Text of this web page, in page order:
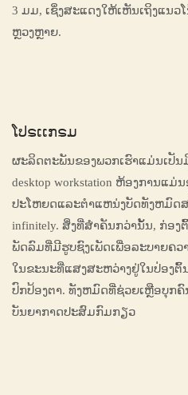
3 ມມ, ເຊິ່ງສະແດງໃຫ້ເຫັນເຖິງແນ
ຫຼວງຫຼາຍ.
ໂປຣເເກຣມ
ຜະລິດຕະພັນຂອງພວກເຮົາແມ່ນເປັນ
desktop workstation ຫ້ອງການແ
ປະໂຫຍດແລະຕໍາແຫນ່ງບັດທັງຫມົດ
infinitely. ສິ່ງທີ່ສໍາຄັນກວ່ານັ້ນ, ກ່ອ
ພັດລົມທີ່ມີຮູບຊົງເພັດເພື່ອລະບາຍຄວ
ໃນຂະນະທີ່ແສງສະຫວ່າງຢູ່ໃນປ່ອງ
ປົກປ້ອງຕາ. ທັງ​ຫມົດ​ທີ່​ຊ່ວຍ​ເຫຼືອ​ບຸກ​
ບັນຍາກາດປະສົມກົມກຽວ